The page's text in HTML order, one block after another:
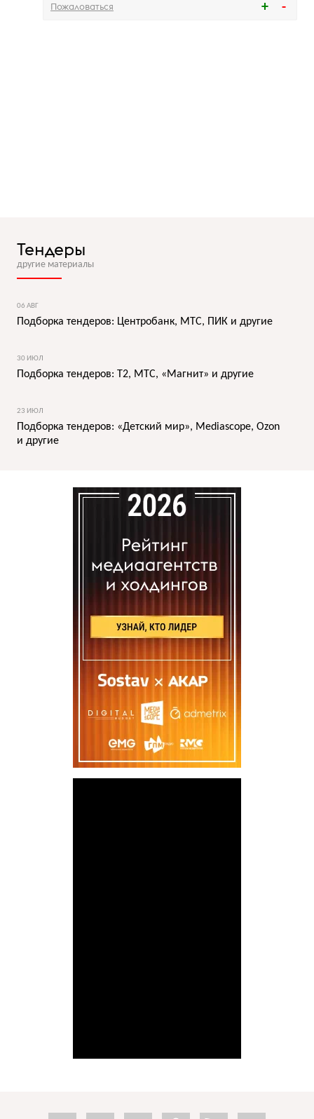
Пожаловаться
Тендеры
другие материалы
06 АВГ
Подборка тендеров: Центробанк, МТС, ПИК и другие
30 ИЮЛ
Подборка тендеров: T2, МТС, «Магнит» и другие
23 ИЮЛ
Подборка тендеров: «Детский мир», Mediascope, Ozon
и другие